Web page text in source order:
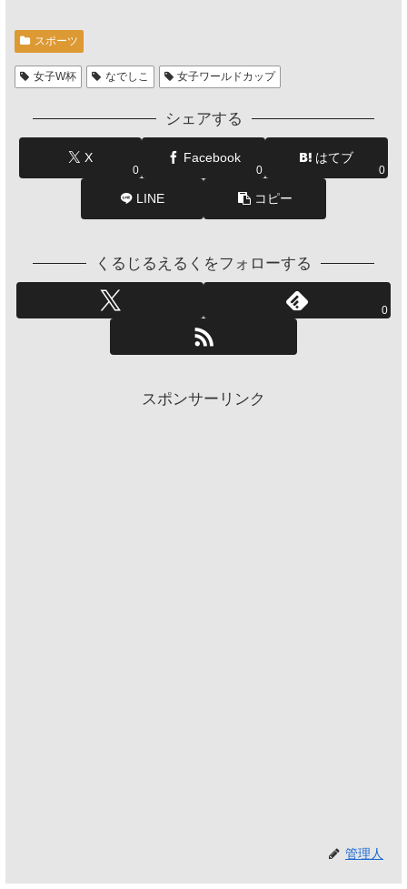
スポーツ
女子W杯 なでしこ 女子ワールドカップ
シェアする
X
0
Facebook
0
はてブ
0
LINE コピー
くるじるえるくをフォローする
0
スポンサーリンク
管理人